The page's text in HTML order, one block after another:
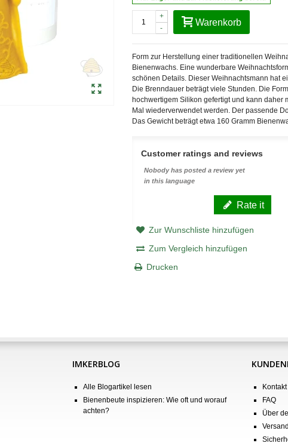
-
+
Warenkorb
Form zur Herstellung einer traditionellen
Bienenwachs. Eine wunderbare
schönen Details. Dieser Weihnachtsmann hat
Die Brenndauer beträgt viele Stunden. Die
hochwertigem Silikon gefertigt und kann daher
Mal wiederverwendet werden. Der passende
Das Gewicht beträgt etwa 160 Gramm
Customer ratings and reviews
Nobody has posted a review yet
in this language
Rate it
Zur Wunschliste hinzufügen
Zum Vergleich hinzufügen
Drucken
IMKERBLOG
Alle Blogartikel lesen
Bienenbeute inspizieren: Wie oft und worauf
achten?
Kontakt
FAQ
Über